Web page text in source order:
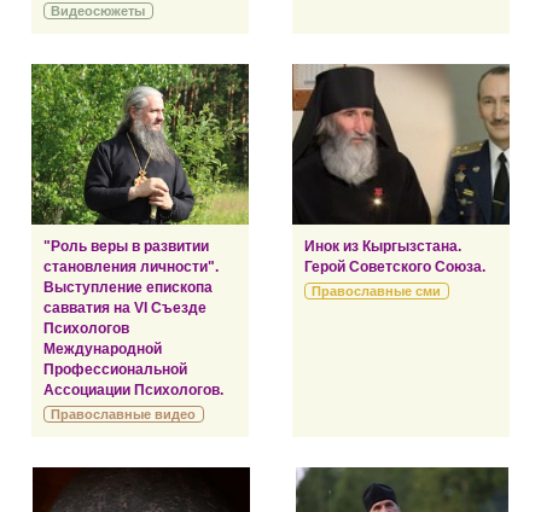
Видеосюжеты
"Роль веры в развитии
становления личности".
Выступление епископа
савватия на VI Съезде
Психологов
Международной
Профессиональной
Ассоциации Психологов.
Православные видео
Инок из Кыргызстана.
Герой Советского Союза.
Православные сми